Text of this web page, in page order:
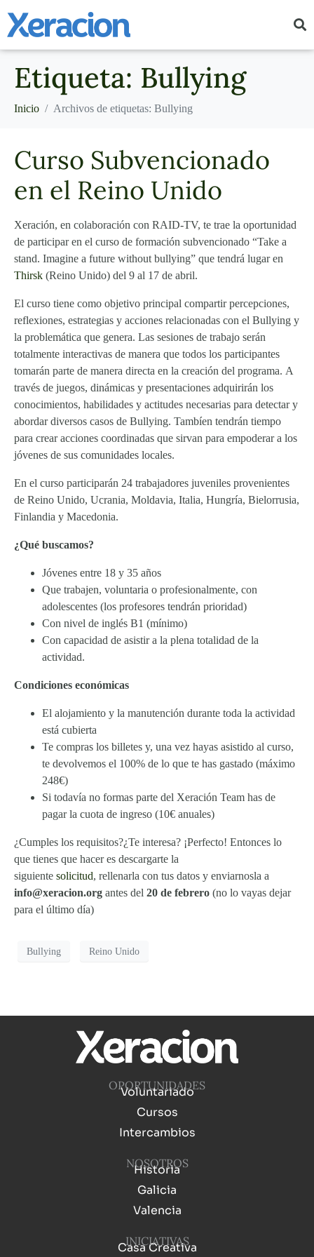
Etiqueta: Bullying
Inicio Archivos de etiquetas: Bullying
Curso Subvencionado
en el Reino Unido
Xeración, en colaboración con RAID-TV, te trae la oportunidad
de participar en el curso de formación subvencionado “Take a
stand. Imagine a future without bullying” que tendrá lugar en
Thirsk (Reino Unido) del 9 al 17 de abril.
El curso tiene como objetivo principal compartir percepciones,
reflexiones, estrategias y acciones relacionadas con el Bullying y
la problemática que genera. Las sesiones de trabajo serán
totalmente interactivas de manera que todos los participantes
tomarán parte de manera directa en la creación del programa. A
través de juegos, dinámicas y presentaciones adquirirán los
conocimientos, habilidades y actitudes necesarias para detectar y
abordar diversos casos de Bullying. Tambíen tendrán tiempo
para crear acciones coordinadas que sirvan para empoderar a los
jóvenes de sus comunidades locales.
En el curso participarán 24 trabajadores juveniles provenientes
de Reino Unido, Ucrania, Moldavia, Italia, Hungría, Bielorrusia,
Finlandia y Macedonia.
¿Qué buscamos?
Jóvenes entre 18 y 35 años
Que trabajen, voluntaria o profesionalmente, con
adolescentes (los profesores tendrán prioridad)
Con nivel de inglés B1 (mínimo)
Con capacidad de asistir a la plena totalidad de la
actividad.
Condiciones económicas
El alojamiento y la manutención durante toda la actividad
está cubierta
Te compras los billetes y, una vez hayas asistido al curso,
te devolvemos el 100% de lo que te has gastado (máximo
248€)
Si todavía no formas parte del Xeración Team has de
pagar la cuota de ingreso (10€ anuales)
¿Cumples los requisitos?¿Te interesa? ¡Perfecto! Entonces lo
que tienes que hacer es descargarte la
siguiente solicitud, rellenarla con tus datos y enviarnosla a
info@xeracion.org antes del 20 de febrero (no lo vayas dejar
para el último día)
Bullying Reino Unido
OPORTUNIDADES
Voluntariado
Cursos
Intercambios
NOSOTROS
Historia
Galicia
Valencia
INICIATIVAS
Casa Creativa